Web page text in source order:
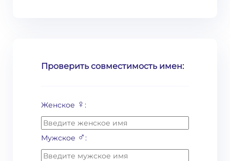
Проверить совместимость имен:
Женское ♀ :
Мужское ♂: